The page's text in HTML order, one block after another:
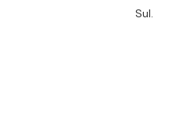
Sul.